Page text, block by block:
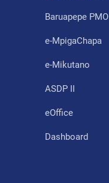
Baruapepe PMO
e-MpigaChapa
e-Mikutano
ASDP II
eOffice
Dashboard